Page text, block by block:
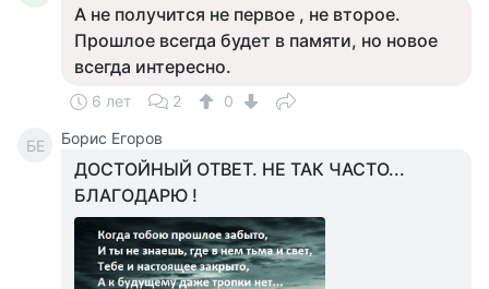
А не получится не первое , не второе.
Прошлое всегда будет в памяти, но новое
всегда интересно.
6 лет 2 0
БЕ Борис Егоров
ДОСТОЙНЫЙ ОТВЕТ. НЕ ТАК ЧАСТО...
БЛАГОДАРЮ !